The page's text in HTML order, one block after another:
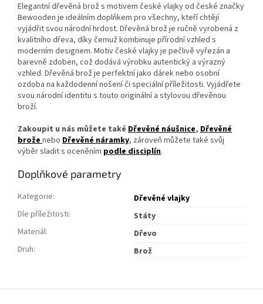
Elegantní dřevěná brož s motivem české vlajky od české značky
Bewooden je ideálním doplňkem pro všechny, kteří chtějí
vyjádřit svou národní hrdost. Dřevěná brož je ručně vyrobená z
kvalitního dřeva, díky čemuž kombinuje přírodní vzhled s
moderním designem. Motiv české vlajky je pečlivě vyřezán a
barevně zdoben, což dodává výrobku autentický a výrazný
vzhled. Dřevěná brož je perfektní jako dárek nebo osobní
ozdoba na každodenní nošení či speciální příležitosti. Vyjádřete
svou národní identitu s touto originální a stylovou dřevěnou
broží.
Zakoupit u nás můžete také Dřevěné náušnice, Dřevěné
broženebo Dřevěné náramky, zároveň můžete také svůj
výběr sladit s oceněním podle disciplín.
Doplňkové parametry
Kategorie:
Dřevěné vlajky
Dle příležitosti:
Státy
Materiál:
Dřevo
Druh: Brož